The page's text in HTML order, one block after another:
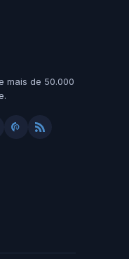
mais de 50.000